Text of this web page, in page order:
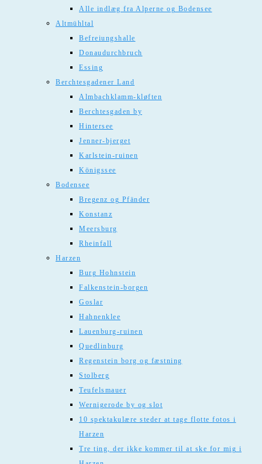
Alle indlæg fra Alperne og Bodensee
Altmühltal
Befreiungshalle
Donaudurchbruch
Essing
Berchtesgadener Land
Almbachklamm-kløften
Berchtesgaden by
Hintersee
Jenner-bjerget
Karlstein-ruinen
Königssee
Bodensee
Bregenz og Pfänder
Konstanz
Meersburg
Rheinfall
Harzen
Burg Hohnstein
Falkenstein-borgen
Goslar
Hahnenklee
Lauenburg-ruinen
Quedlinburg
Regenstein borg og fæstning
Stolberg
Teufelsmauer
Wernigerode by og slot
10 spektakulære steder at tage flotte fotos i
Harzen
Tre ting, der ikke kommer til at ske for mig i